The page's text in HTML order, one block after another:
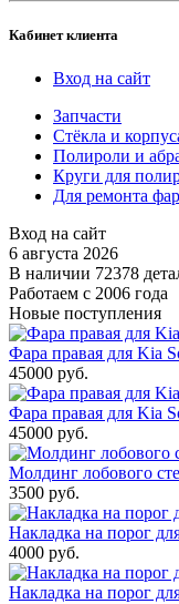
Кабинет клиента
Вход на сайт
Запчасти
Стёкла и
Полироли и
Круги для
Для ремонта фар
Вход на сайт
6 августа 2026
В наличии 72378
Работаем с 2006 года
Новые поступления
Фара правая для Kia
45000 руб.
Фара правая для Kia
45000 руб.
Молдинг лобового
3500 руб.
Накладка на порог
4000 руб.
Накладка на порог